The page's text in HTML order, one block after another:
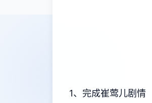
1、完成崔莺儿剧情